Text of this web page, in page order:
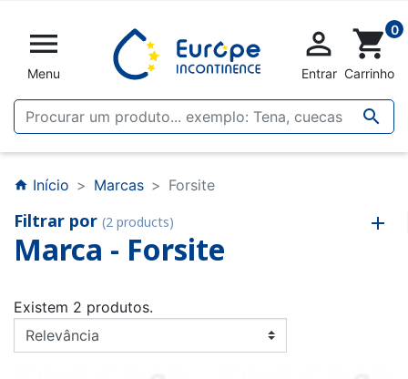

Menu


Entrar
shopping_cart 0
Carrinho
home Início Marcas Forsite
Filtrar por (2 products)
Marca - Forsite
Existem 2 produtos.